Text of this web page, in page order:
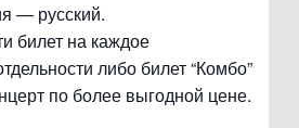
— русский.
билет на каждое
либо билет “Комбо”
по более выгодной цене.